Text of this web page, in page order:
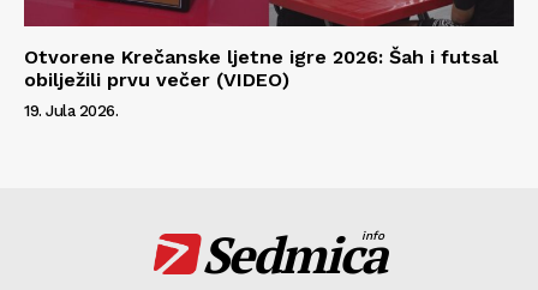
Otvorene Krečanske ljetne igre 2026: Šah i futsal
obilježili prvu večer (VIDEO)
19. Jula 2026.
Sedmica
info